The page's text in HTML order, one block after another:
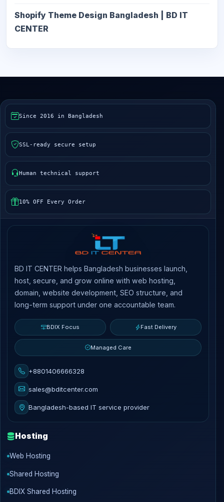
Shopify Theme Design Bangladesh | BD IT
CENTER
Since 2016 in Bangladesh
SSL-ready secure setup
Human technical support
10% OFF Every Order
BD IT CENTER helps Bangladesh businesses launch,
host, secure, and grow online with web hosting,
domain, website development, SEO structure, and
long-term support under one accountable team.
BDIX Focus Fast Delivery
Managed Care
+8801406666328
sales@bditcenter.com
Bangladesh-based IT service provider
Hosting
Web Hosting
Shared Hosting
BDIX Shared Hosting